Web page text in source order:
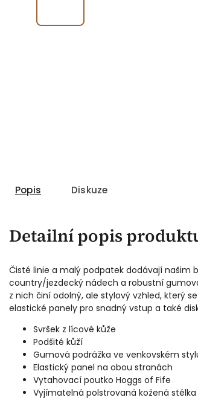
Popis Diskuze
Detailní popis
Čisté linie a malý podpatek dodávají našim
country/jezdecký nádech a robustní
z nich činí odolný, ale stylový vzhled, který
elastické panely pro snadný vstup a také
Svršek z lícové kůže
Podšité kůží
Gumová podrážka ve venkovském
Elastický panel na obou stranách
Vytahovací poutko Hoggs of Fife
Vyjímatelná polstrovaná kožená stélka